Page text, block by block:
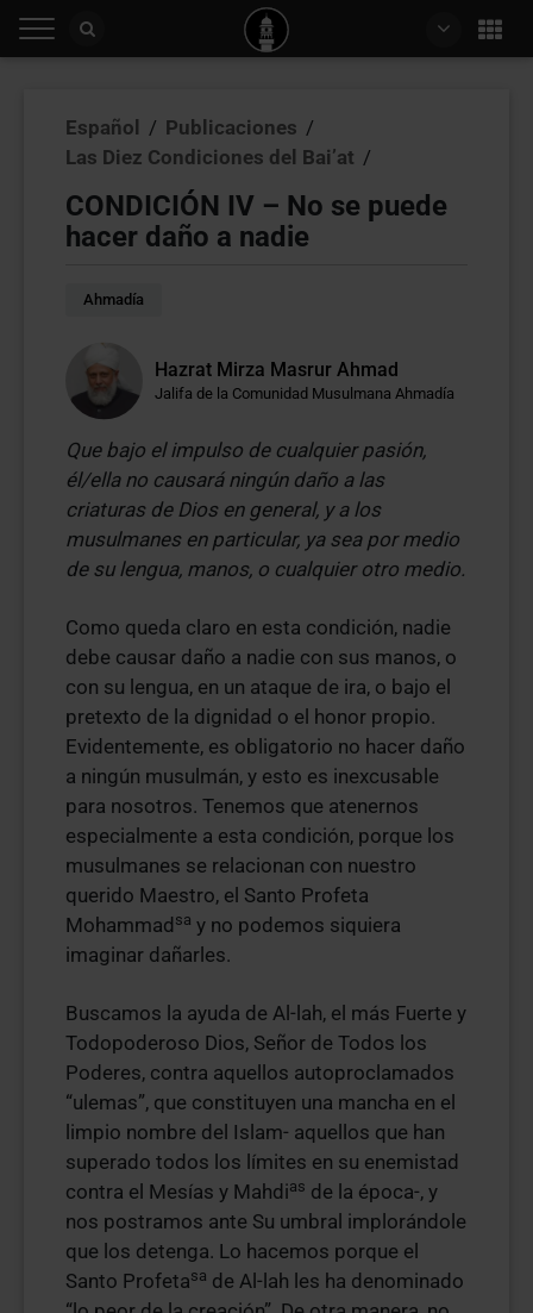
Español / Publicaciones /
Las Diez Condiciones del Bai’at /
CONDICIÓN IV – No se puede
hacer daño a nadie
Ahmadía
Hazrat Mirza Masrur Ahmad
Jalifa de la Comunidad Musulmana Ahmadía
Que bajo el impulso de cualquier pasión,
él/ella no causará ningún daño a las
criaturas de Dios en general, y a los
musulmanes en particular, ya sea por medio
de su lengua, manos, o cualquier otro medio.
Como queda claro en esta condición, nadie
debe causar daño a nadie con sus manos, o
con su lengua, en un ataque de ira, o bajo el
pretexto de la dignidad o el honor propio.
Evidentemente, es obligatorio no hacer daño
a ningún musulmán, y esto es inexcusable
para nosotros. Tenemos que atenernos
especialmente a esta condición, porque los
musulmanes se relacionan con nuestro
querido Maestro, el Santo Profeta
Mohammad sa y no podemos siquiera
imaginar dañarles.
Buscamos la ayuda de Al-lah, el más Fuerte y
Todopoderoso Dios, Señor de Todos los
Poderes, contra aquellos autoproclamados
“ulemas”, que constituyen una mancha en el
limpio nombre del Islam- aquellos que han
superado todos los límites en su enemistad
contra el Mesías y Mahdias de la época-, y
nos postramos ante Su umbral implorándole
que los detenga. Lo hacemos porque el
Santo Profetasa de Al-lah les ha denominado